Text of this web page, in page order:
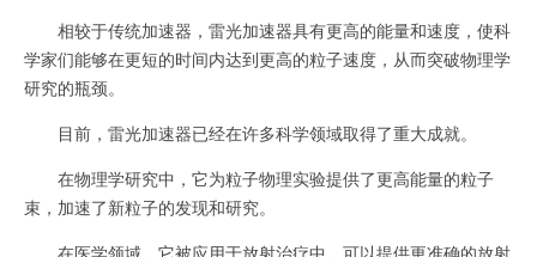
相较于传统加速器，雷光加速器具有更高的能量和速度，使科
学家们能够在更短的时间内达到更高的粒子速度，从而突破物理学
研究的瓶颈。
目前，雷光加速器已经在许多科学领域取得了重大成就。
在物理学研究中，它为粒子物理实验提供了更高能量的粒子
束，加速了新粒子的发现和研究。
在医学领域，它被应用于放射治疗中，可以提供更准确的放射